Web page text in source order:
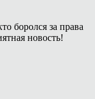
боролся за права
новость!